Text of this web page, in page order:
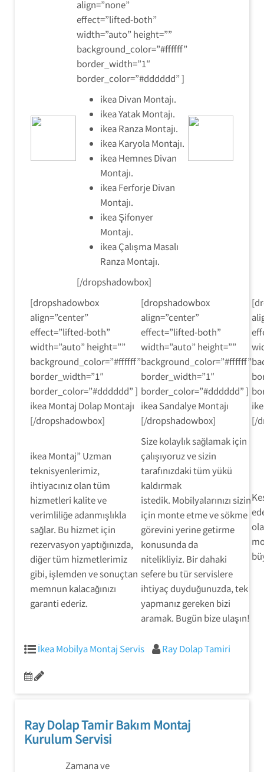
align=”none”
effect=”lifted-both”
width=”auto” height=””
background_color=”#ffffff”
border_width=”1″
border_color=”#dddddd” ]
ikea Divan Montajı.
ikea Yatak Montajı.
ikea Ranza Montajı.
ikea Karyola Montajı.
ikea Hemnes Divan
Montajı.
ikea Ferforje Divan
Montajı.
ikea Şifonyer
Montajı.
ikea Çalışma Masalı
Ranza Montajı.
[/dropshadowbox]
[dropshadowbox
align=”center”
effect=”lifted-both”
width=”auto” height=””
background_color=”#ffffff”
border_width=”1″
border_color=”#dddddd” ]
ikea Montaj Dolap Montajı
[/dropshadowbox]
[dropshadowbox
align=”center”
effect=”lifted-both”
width=”auto” height=””
background_color=”#ffffff”
border_width=”1″
border_color=”#dddddd” ]
ikea Sandalye Montajı
[/dropshadowbox]
[/
ikea Montaj” Uzman
teknisyenlerimiz,
ihtiyacınız olan tüm
hizmetleri kalite ve
verimliliğe adanmışlıkla
sağlar. Bu hizmet için
rezervasyon yaptığınızda,
diğer tüm hizmetlerimiz
gibi, işlemden ve sonuçtan
memnun kalacağınızı
garanti ederiz.
Size kolaylık sağlamak için
çalışıyoruz ve sizin
tarafınızdaki tüm yükü
kaldırmak
istedik. Mobilyalarınızı sizin
için monte etme ve sökme
görevini yerine getirme
konusunda da
nitelikliyiz. Bir dahaki
sefere bu tür servislere
ihtiyaç duyduğunuzda, tek
yapmanız gereken bizi
aramak. Bugün bize ulaşın!
İkea Mobilya Montaj Servis Ray Dolap Tamiri
Ray Dolap Tamir Bakım Montaj
Kurulum Servisi
Zamana ve